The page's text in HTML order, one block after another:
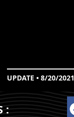
UPDATE • 8/20/2021
: